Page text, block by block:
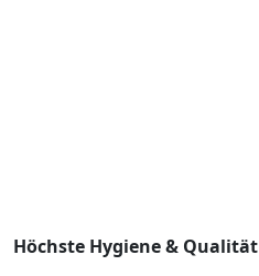
Höchste Hygiene & Qualität